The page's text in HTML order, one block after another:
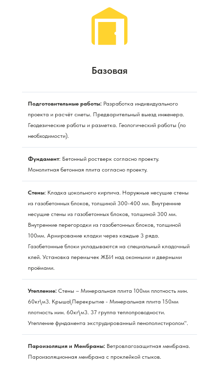
Базовая
Подготовительные работы: Разработка индивидуального
проекта и расчёт сметы. Предварительный выезд инженера.
Геодезические работы и разметка. Геологический работы (по
необходимости).
Фундамент: Бетонный ростверк согласно проекту.
Монолитная бетонная плита согласно проекту.
Стены: Кладка цокольного кирпича. Наружные несущие стены
из газобетонных блоков, толщиной 300-400 мм. Внутренние
несущие стены из газобетонных блоков, толщиной 300 мм.
Внутренние перегородки из газобетонных блоков, толщиной
100мм. Армирование кладки через каждые 3 ряда.
Газобетонные блоки укладываются на специальный кладочный
клей. Установка перемычек ЖБИ над оконными и дверными
проёмами.
Утепление: Стены – Минеральная плита 100мм плотность мин.
60кг\м3. Крыша\Перекрытие - Минеральная плита 150мм
плотность мин. 60кг\м3. 37 группа теплопроводности.
Утепление фундамента экструдированный пенополистиролом".
Пароизоляция и Мембраны: Ветровлагозащитная мембрана.
Пароизоляционная мембрана с проклейкой стыков.